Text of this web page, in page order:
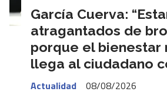
García Cuerva:
atragantados de
porque el bienestar
llega al ciudadano
Actualidad
08/08/2026